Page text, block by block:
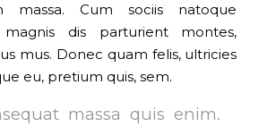
massa. Cum sociis natoque
dis parturient montes,
mus. Donec quam felis, ultricies
eu, pretium quis, sem.
massa quis enim.